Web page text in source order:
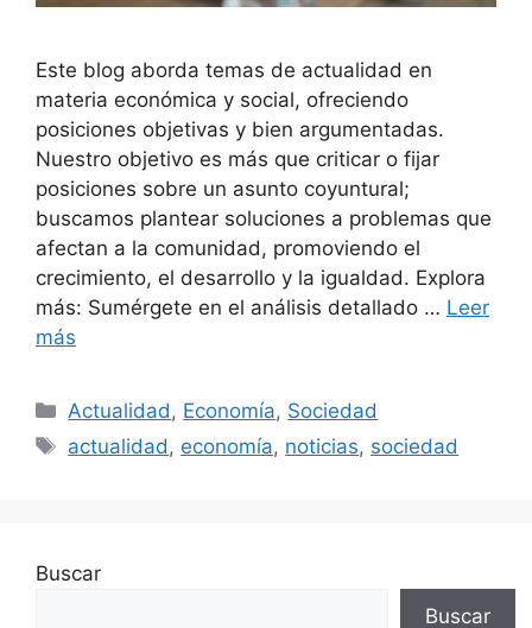
Este blog aborda temas de actualidad en
materia económica y social, ofreciendo
posiciones objetivas y bien argumentadas.
Nuestro objetivo es más que criticar o fijar
posiciones sobre un asunto coyuntural;
buscamos plantear soluciones a problemas que
afectan a la comunidad, promoviendo el
crecimiento, el desarrollo y la igualdad. Explora
más: Sumérgete en el análisis detallado … Leer
más
Categorías
Actualidad , Economía, Sociedad
Etiquetas
actualidad , economía, noticias, sociedad
Buscar
Buscar